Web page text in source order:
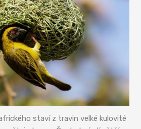
staví z travin velké kulovité